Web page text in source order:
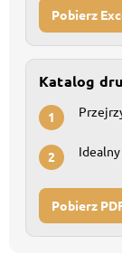
Pobierz
Katalog
1
2
Pobierz